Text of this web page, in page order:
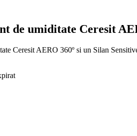
de umiditate Ceresit
Ceresit AERO 360º si un Silan